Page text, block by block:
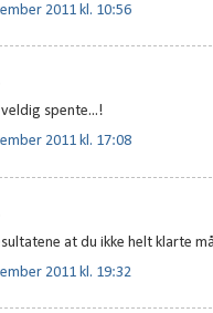
2011 kl. 10:56
spente...!
2011 kl. 17:08
at du ikke helt klarte
2011 kl. 19:32